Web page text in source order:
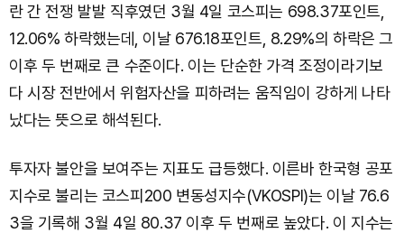
란 간 전쟁 발발 직후였던 3월 4일 코스피는 698.37포인트,
12.06% 하락했는데, 이날 676.18포인트, 8.29%의 하락은 그
이후 두 번째로 큰 수준이다. 이는 단순한 가격 조정이라기보
다 시장 전반에서 위험자산을 피하려는 움직임이 강하게 나타
났다는 뜻으로 해석된다.
투자자 불안을 보여주는 지표도 급등했다. 이른바 한국형 공포
지수로 불리는 코스피200 변동성지수(VKOSPI)는 이날 76.6
3을 기록해 3월 4일 80.37 이후 두 번째로 높았다. 이 지수는